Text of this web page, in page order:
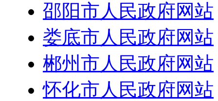
邵阳市人民政府网站
娄底市人民政府网站
郴州市人民政府网站
怀化市人民政府网站